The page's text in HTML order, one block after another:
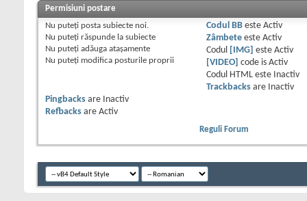
Permisiuni postare
Nu puteţi posta subiecte noi.
Nu puteţi răspunde la subiecte
Nu puteţi adăuga ataşamente
Nu puteţi modifica posturile proprii
Codul BBeste Activ
Zâmbeteeste Activ
Codul
[IMG] este Activ
[VIDEO]
code is Activ
Codul HTML este
Inactiv
Trackbacksare
Inactiv
Pingbacks are
Inactiv
Refbacks are Activ
Reguli Forum